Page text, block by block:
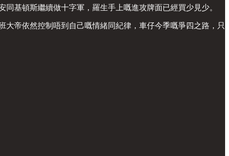
基頓斯繼續做十字軍，羅生手上嘅進攻牌面已經買少見少。
帝依然控制唔到自己嘅情緒同紀律，車仔今季嘅爭四之路，只